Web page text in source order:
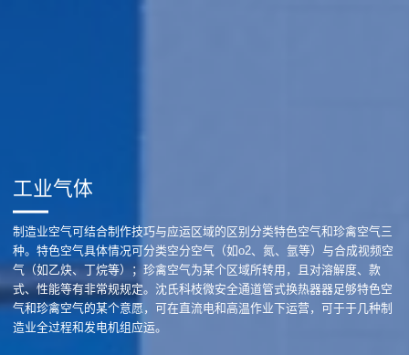
工业气体
制造业空气可结合制作技巧与应运区域的区别分类特色空气和珍禽空气三
种。特色空气具体情况可分类空分空气（如o2、氮、氩等）与合成视频空
气（如乙炔、丁烷等）；珍禽空气为某个区域所转用，且对溶解度、款
式、性能等有非常规规定。沈氏科枝微安全通道管式换热器器足够特色空
气和珍禽空气的某个意愿，可在直流电和高温作业下运营，可于于几种制
造业全过程和发电机组应运。